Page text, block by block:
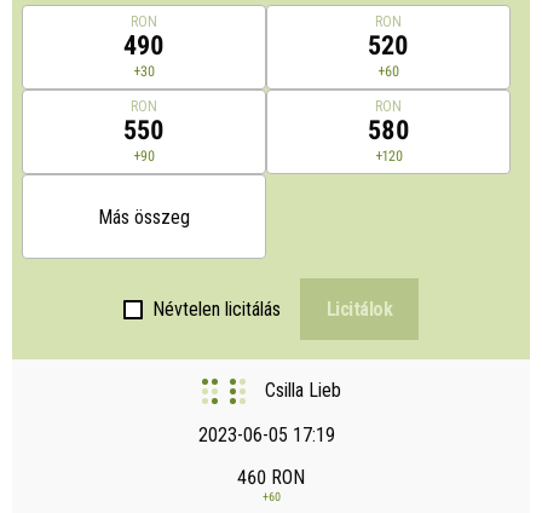
RON
490
+30
RON
520
+60
RON
550
+90
RON
580
+120
Más összeg
Névtelen licitálás Licitálok
Csilla Lieb
2023-06-05 17:19
460 RON
+60